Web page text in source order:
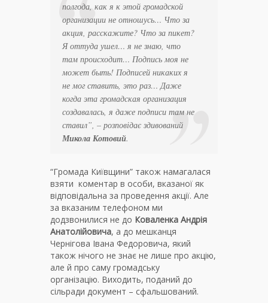
полгода, как я к этой громадской
организации не отношусь… Что за
акция, расскажите? Что за пикет?
Я оттуда ушел… я не знаю, что
там происходит… Подпись моя не
может быть! Подписей никаких я
не мог ставить, это раз… Даже
когда эта громадская организация
создавалась, я даже подписи там не
ставил”, – розповідає здивований
Микола Котовий.
“Громада Київщини” також намагалася
взяти коментар в особи, вказаної як
відповідальна за проведення акції. Але
за вказаним телефоном ми
додзвонилися не до Коваленка Андрія
Анатолійовича, а до мешканця
Чернігова Івана Федоровича, який
також нічого не знає не лише про акцію,
але й про саму громадську
організацію. Виходить, поданий до
сільради документ – сфальшований.